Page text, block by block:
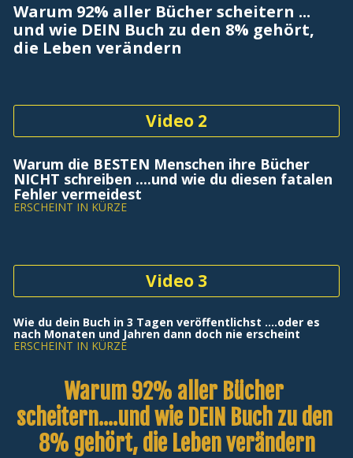
Warum 92% aller Bücher scheitern ...
und wie DEIN Buch zu den 8% gehört,
die Leben verändern
Video 2
Warum die BESTEN Menschen ihre Bücher
NICHT schreiben ....und wie du diesen fatalen
Fehler vermeidest
ERSCHEINT IN KÜRZE
Video 3
Wie du dein Buch in 3 Tagen veröffentlichst ....oder es
nach Monaten und Jahren dann doch nie erscheint
ERSCHEINT IN KÜRZE
Warum 92% aller Bücher
scheitern....und wie DEIN Buch zu den
8% gehört, die Leben verändern